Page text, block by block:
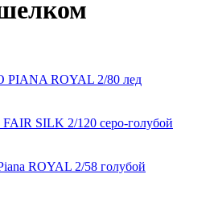
PIANA ROYAL 2/80 лед
SILK 2/120 серо-голубой
ROYAL 2/58 голубой